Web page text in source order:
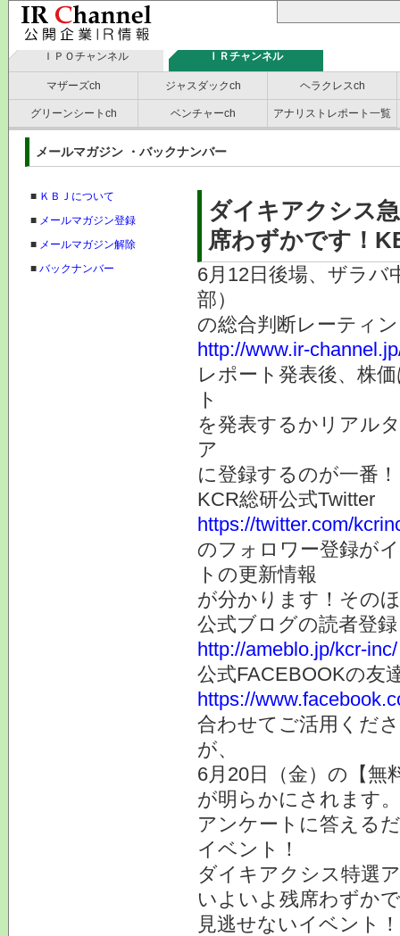
ＩＰＯチャンネル ＩＲチャンネル
マザーズch ジャスダックch ヘラクレスch
グリーンシートch ベンチャーch アナリストレポート一覧
メールマガジン ・バックナンバー
■ ＫＢＪについて
■ メールマガジン登録
■ メールマガジン解除
■ バックナンバー
ダイキアクシス
席わずかです！
6月12日後場、ザラ
部）
の総合判断レーティ
http://www.ir-
レポート発表後、株
ト
を発表するかリアル
ア
に登録するのが一番！
KCR総研公式Twitter
https://twitter.com/
のフォロワー登録が
トの更新情報
が分かります！その
公式ブログの
http://ameblo.jp/kcr-inc/
公式FACEBOOKの友
https://
合わせてご活用くだ
が、
6月20日（金）の【無
が明らかにされます。
アンケートに答える
イベント！
ダイキアクシス特選
いよいよ残席わずか
見逃せないイベント